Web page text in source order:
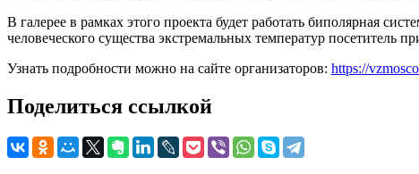
В галерее в рамках этого проекта будет работать биполярная
человеческого существа экстремальных температур посетитель
Узнать подробности можно на сайте организаторов: https://
Поделиться ссылкой